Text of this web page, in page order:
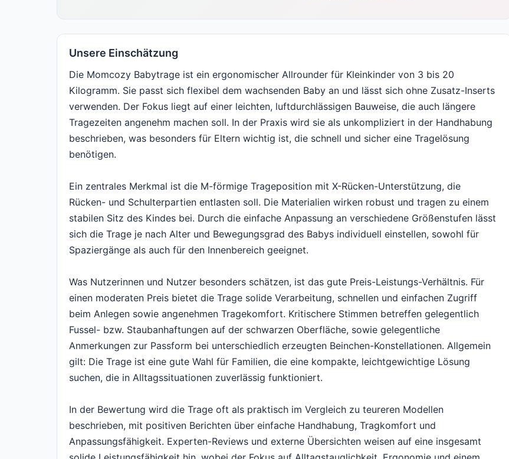
Unsere Einschätzung
Die Momcozy Babytrage ist ein ergonomischer Allrounder für Kleinkinder von 3 bis 20
Kilogramm. Sie passt sich flexibel dem wachsenden Baby an und lässt sich ohne Zusatz-Inserts
verwenden. Der Fokus liegt auf einer leichten, luftdurchlässigen Bauweise, die auch längere
Tragezeiten angenehm machen soll. In der Praxis wird sie als unkompliziert in der Handhabung
beschrieben, was besonders für Eltern wichtig ist, die schnell und sicher eine Tragelösung
benötigen.
Ein zentrales Merkmal ist die M-förmige Trageposition mit X-Rücken-Unterstützung, die
Rücken- und Schulterpartien entlasten soll. Die Materialien wirken robust und tragen zu einem
stabilen Sitz des Kindes bei. Durch die einfache Anpassung an verschiedene Größenstufen lässt
sich die Trage je nach Alter und Bewegungsgrad des Babys individuell einstellen, sowohl für
Spaziergänge als auch für den Innenbereich geeignet.
Was Nutzerinnen und Nutzer besonders schätzen, ist das gute Preis-Leistungs-Verhältnis. Für
einen moderaten Preis bietet die Trage solide Verarbeitung, schnellen und einfachen Zugriff
beim Anlegen sowie angenehmen Tragekomfort. Kritischere Stimmen betreffen gelegentlich
Fussel- bzw. Staubanhaftungen auf der schwarzen Oberfläche, sowie gelegentliche
Anmerkungen zur Passform bei unterschiedlich erzeugten Beinchen-Konstellationen. Allgemein
gilt: Die Trage ist eine gute Wahl für Familien, die eine kompakte, leichtgewichtige Lösung
suchen, die in Alltagssituationen zuverlässig funktioniert.
In der Bewertung wird die Trage oft als praktisch im Vergleich zu teureren Modellen
beschrieben, mit positiven Berichten über einfache Handhabung, Tragkomfort und
Anpassungsfähigkeit. Experten-Reviews und externe Übersichten weisen auf eine insgesamt